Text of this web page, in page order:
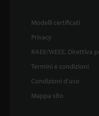
Modelli certificati
Privacy
RAEE/WEEE, Direttiva
Termini e condizioni
Condizioni d'uso
Mappa sito